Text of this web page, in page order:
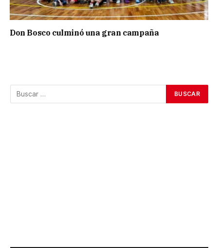
Don Bosco culminó una gran campaña